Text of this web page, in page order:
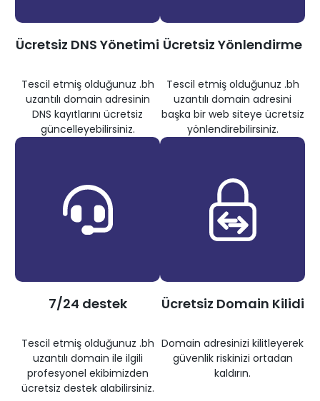
Ücretsiz DNS Yönetimi
Tescil etmiş olduğunuz .bh
uzantılı domain adresinin
DNS kayıtlarını ücretsiz
güncelleyebilirsiniz.
Ücretsiz Yönlendirme
Tescil etmiş olduğunuz .bh
uzantılı domain adresini
başka bir web siteye ücretsiz
yönlendirebilirsiniz.
7/24 destek
Tescil etmiş olduğunuz .bh
uzantılı domain ile ilgili
profesyonel ekibimizden
ücretsiz destek alabilirsiniz.
Ücretsiz Domain Kilidi
Domain adresinizi kilitleyerek
güvenlik riskinizi ortadan
kaldırın.